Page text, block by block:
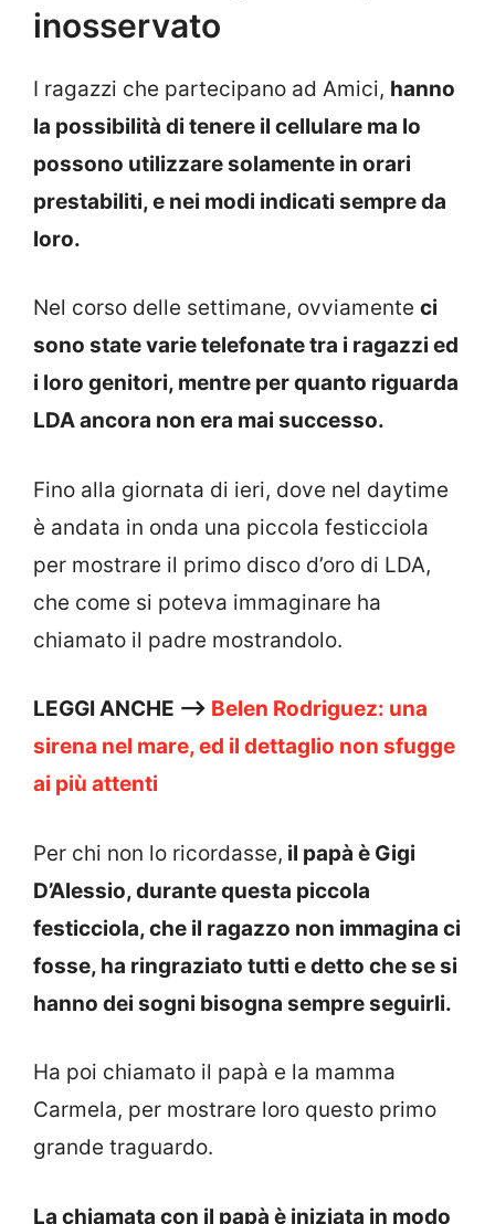
inosservato
I ragazzi che partecipano ad Amici, hanno
la possibilità di tenere il cellulare ma lo
possono utilizzare solamente in orari
prestabiliti, e nei modi indicati sempre da
loro.
Nel corso delle settimane, ovviamente ci
sono state varie telefonate tra i ragazzi ed
i loro genitori, mentre per quanto riguarda
LDA ancora non era mai successo.
Fino alla giornata di ieri, dove nel daytime
è andata in onda una piccola festicciola
per mostrare il primo disco d’oro di LDA,
che come si poteva immaginare ha
chiamato il padre mostrandolo.
LEGGI ANCHE —> Belen Rodriguez: una
sirena nel mare, ed il dettaglio non sfugge
ai più attenti
Per chi non lo ricordasse, il papà è Gigi
D’Alessio, durante questa piccola
festicciola, che il ragazzo non immagina ci
fosse, ha ringraziato tutti e detto che se si
hanno dei sogni bisogna sempre seguirli.
Ha poi chiamato il papà e la mamma
Carmela, per mostrare loro questo primo
grande traguardo.
La chiamata con il papà è iniziata in modo